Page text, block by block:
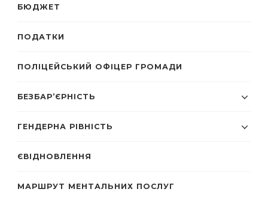
БЮДЖЕТ
ПОДАТКИ
ПОЛІЦЕЙСЬКИЙ ОФІЦЕР ГРОМАДИ
БЕЗБАР’ЄРНІСТЬ
ГЕНДЕРНА РІВНІСТЬ
ЄВІДНОВЛЕННЯ
МАРШРУТ МЕНТАЛЬНИХ ПОСЛУГ